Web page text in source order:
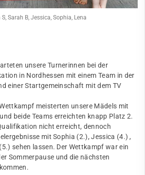
Sarah B, Jessica, Sophia, Lena
unsere Turnerinnen bei der
in Nordhessen mit einem Team in der
einer Startgemeinschaft mit dem TV
meisterten unsere Mädels mit
beide Teams erreichten knapp Platz 2.
nicht erreicht, dennoch
mit Sophia (2.), Jessica (4.) ,
sehen lassen. Der Wettkampf war ein
Sommerpause und die nächsten